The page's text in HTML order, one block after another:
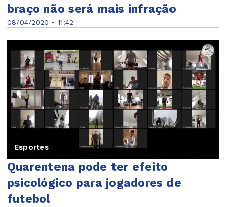
08/04/2020 • 11:42
braço não será mais infração
Esportes
Quarentena pode ter efeito
psicológico para jogadores de
futebol